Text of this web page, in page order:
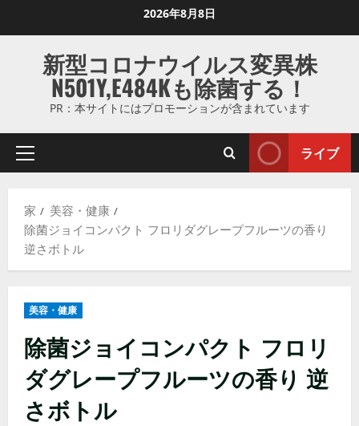
ス
ッ
2026年8月8日
新型コロナウイルス変異株
N501Y,E484Kも除菌する！
PR：本サイトにはプロモーションが含まれています
プ
マ
リ
メ
ー
ライブ
家
美容・健康
除菌ジョイコンパクト フロリダグレープフルーツの香り
逆さボトル
美容・健康
除菌ジョイコンパクト フロリ
ダグレープフルーツの香り 逆
さボトル